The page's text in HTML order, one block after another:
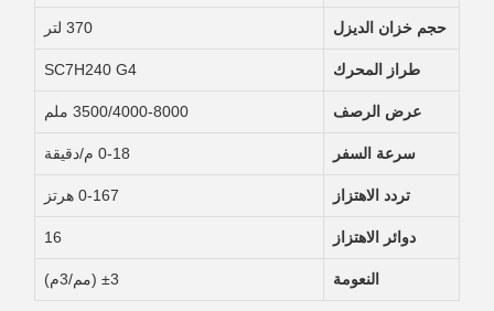
حجم خزان الديزل 370 لتر
طراز المحرك SC7H240 G4
عرض الرصف 3500/4000-8000 ملم
سرعة السفر 0-18 م/دقيقة
تردد الاهتزاز 0-167 هرتز
دوائر الاهتزاز 16
النعومة ±3 (مم/3م)